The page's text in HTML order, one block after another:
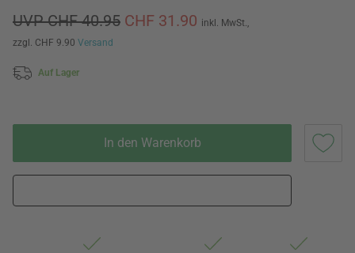
UVP CHF 40.95 CHF 31.90 inkl. MwSt.,
zzgl. CHF 9.90 Versand
Auf Lager
In den Warenkorb